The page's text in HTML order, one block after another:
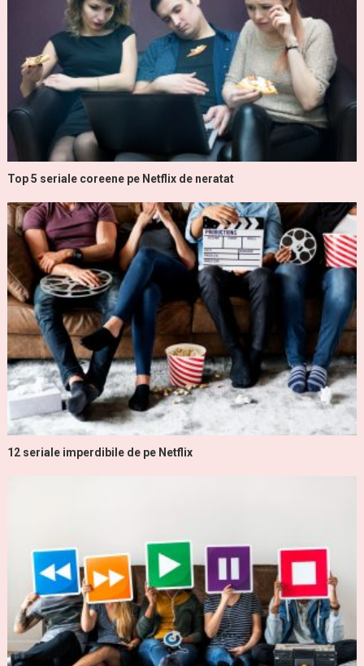
Top 5 seriale coreene pe Netflix de neratat
12 seriale imperdibile de pe Netflix